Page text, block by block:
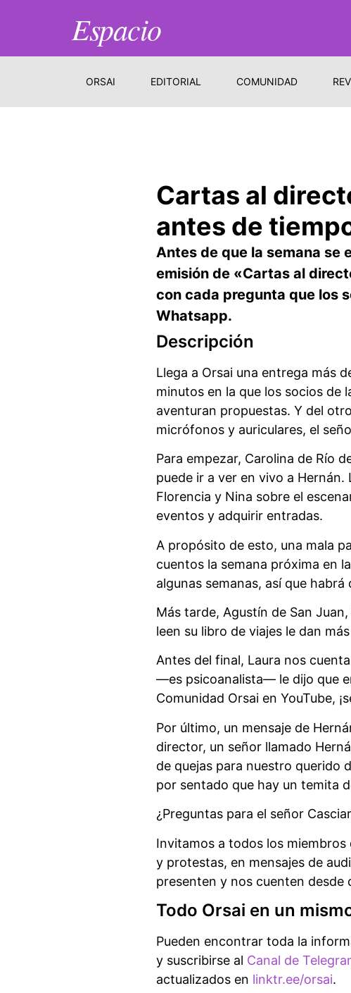
Espacio
ORSAI EDITORIAL COMUNIDAD
Cartas al
antes de
Antes de que la semana se
emisión de «Cartas al
con cada pregunta que los
Whatsapp.
Descripción
Llega a Orsai una entrega más
minutos en la que los socios de
aventuran propuestas. Y del
micrófonos y auriculares, el
Para empezar, Carolina de Río
puede ir a ver en vivo a
Florencia y Nina sobre el
eventos y adquirir entradas.
A propósito de esto, una mala
cuentos la semana próxima en
algunas semanas, así que
Más tarde, Agustín de San
leen su libro de viajes le dan
Antes del final, Laura nos
—es psicoanalista— le dijo que
Comunidad Orsai en YouTube,
Por último, un mensaje de
director, un señor llamado
de quejas para nuestro querido
por sentado que hay un temita
¿Preguntas para el señor
Invitamos a todos los miembros
y protestas, en mensajes de
presenten y nos cuenten
Todo Orsai en un
Pueden encontrar toda la
y suscribirse al Canal de
actualizados en linktr.ee/orsai.